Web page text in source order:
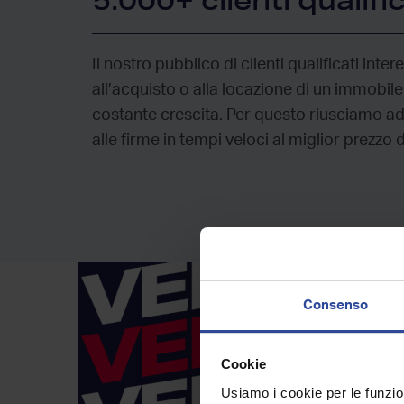
Consenso
Cookie
Usiamo i cookie per le
Il nostro pubblico di clienti qualificati
all’acquisto o alla locazione di un immobile
costante crescita. Per questo riusciamo
alle firme in tempi veloci al miglior prezzo